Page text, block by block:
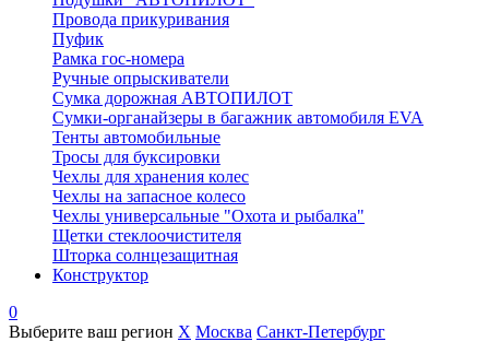
Провода прикуривания
Пуфик
Рамка гос-номера
Ручные опрыскиватели
Сумка дорожная АВТОПИЛОТ
Сумки-органайзеры в багажник автомобиля EVA
Тенты автомобильные
Тросы для буксировки
Чехлы для хранения колес
Чехлы на запасное колесо
Чехлы универсальные "Охота и рыбалка"
Щетки стеклоочистителя
Шторка солнцезащитная
Конструктор
0
Выберите ваш регион X Москва Санкт-Петербург